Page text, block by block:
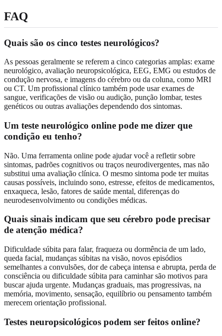
FAQ
Quais são os cinco testes neurológicos?
As pessoas geralmente se referem a cinco categorias amplas: exame
neurológico, avaliação neuropsicológica, EEG, EMG ou estudos de
condução nervosa, e imagens do cérebro ou da coluna, como MRI
ou CT. Um profissional clínico também pode usar exames de
sangue, verificações de visão ou audição, punção lombar, testes
genéticos ou outras avaliações dependendo dos sintomas.
Um teste neurológico online pode me dizer que
condição eu tenho?
Não. Uma ferramenta online pode ajudar você a refletir sobre
sintomas, padrões cognitivos ou traços neurodivergentes, mas não
substitui uma avaliação clínica. O mesmo sintoma pode ter muitas
causas possíveis, incluindo sono, estresse, efeitos de medicamentos,
enxaqueca, lesão, fatores de saúde mental, diferenças do
neurodesenvolvimento ou condições médicas.
Quais sinais indicam que seu cérebro pode precisar
de atenção médica?
Dificuldade súbita para falar, fraqueza ou dormência de um lado,
queda facial, mudanças súbitas na visão, novos episódios
semelhantes a convulsões, dor de cabeça intensa e abrupta, perda de
consciência ou dificuldade súbita para caminhar são motivos para
buscar ajuda urgente. Mudanças graduais, mas progressivas, na
memória, movimento, sensação, equilíbrio ou pensamento também
merecem orientação profissional.
Testes neuropsicológicos podem ser feitos online?